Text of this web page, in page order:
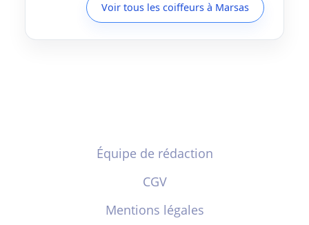
Voir tous les coiffeurs à Marsas
Équipe de rédaction
CGV
Mentions légales